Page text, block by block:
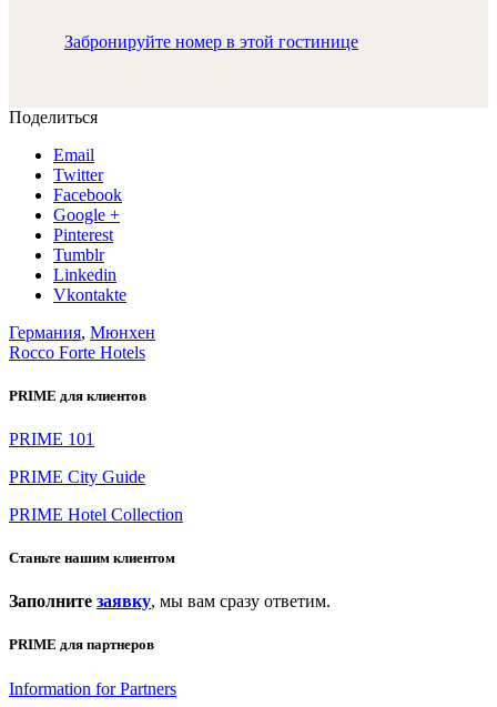
Забронируйте номер в этой гостинице
Поделиться
Email
Twitter
Facebook
Google +
Pinterest
Tumblr
Linkedin
Vkontakte
Германия, Мюнхен
Rocco Forte Hotels
PRIME для клиентов
PRIME 101
PRIME City Guide
PRIME Hotel Collection
Станьте нашим клиентом
Заполните заявку, мы вам сразу ответим.
PRIME для партнеров
Information for Partners